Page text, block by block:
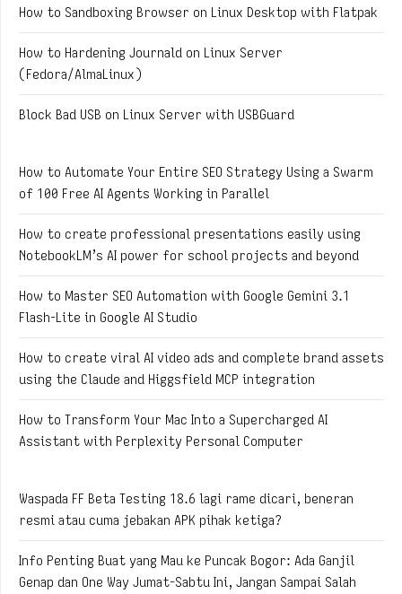
How to Sandboxing Browser on Linux Desktop with Flatpak
How to Hardening Journald on Linux Server
(Fedora/AlmaLinux)
Block Bad USB on Linux Server with USBGuard
How to Automate Your Entire SEO Strategy Using a Swarm
of 100 Free AI Agents Working in Parallel
How to create professional presentations easily using
NotebookLM’s AI power for school projects and beyond
How to Master SEO Automation with Google Gemini 3.1
Flash-Lite in Google AI Studio
How to create viral AI video ads and complete brand assets
using the Claude and Higgsfield MCP integration
How to Transform Your Mac Into a Supercharged AI
Assistant with Perplexity Personal Computer
Waspada FF Beta Testing 18.6 lagi rame dicari, beneran
resmi atau cuma jebakan APK pihak ketiga?
Info Penting Buat yang Mau ke Puncak Bogor: Ada Ganjil
Genap dan One Way Jumat-Sabtu Ini, Jangan Sampai Salah